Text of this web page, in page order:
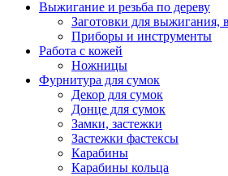
Выжигание и резьба по дереву
Заготовки для выжигания,
Приборы и инструменты
Работа с кожей
Ножницы
Фурнитура для сумок
Декор для сумок
Донце для сумок
Замки, застежки
Застежки фастексы
Карабины
Карабины кольца